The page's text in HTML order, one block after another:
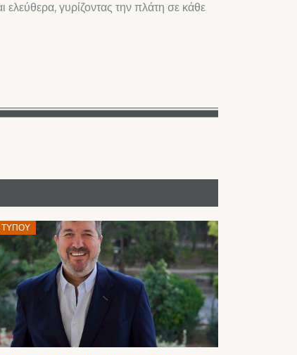
γυρίζοντας την πλάτη σε κάθε
ΤΎΠΟΥ